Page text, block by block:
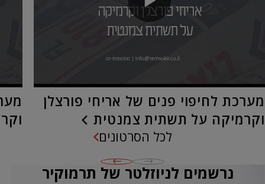
מערכת לחיפוי פנים של אריחי פורצלן
וקרמיקה על תשתית צמנטית
לכל הסרטונים
נרשמים לניוזלטר של תרמוקיר